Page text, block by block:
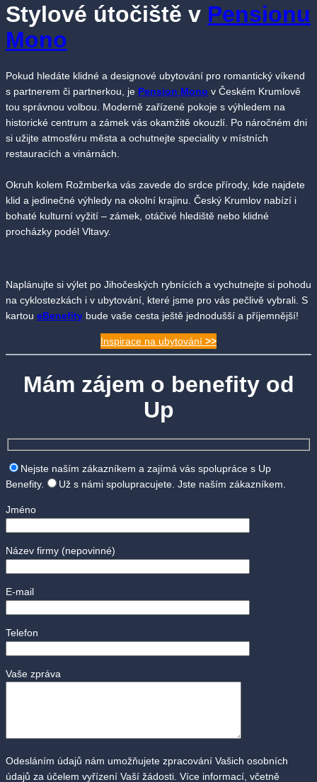
Stylové útočiště v Pensionu
Mono
Pokud hledáte klidné a designové ubytování pro romantický víkend
s partnerem či partnerkou, je Pension Mono v Českém Krumlově
tou správnou volbou. Moderně zařízené pokoje s výhledem na
historické centrum a zámek vás okamžitě okouzlí. Po náročném dni
si užijte atmosféru města a ochutnejte speciality v místních
restauracích a vinárnách.
Okruh kolem Rožmberka vás zavede do srdce přírody, kde najdete
klid a jedinečné výhledy na okolní krajinu. Český Krumlov nabízí i
bohaté kulturní vyžití – zámek, otáčivé hlediště nebo klidné
procházky podél Vltavy.
Naplánujte si výlet po Jihočeských rybnících a vychutnejte si pohodu
na cyklostezkách i v ubytování, které jsme pro vás pečlivě vybrali. S
kartou eBenefity bude vaše cesta ještě jednodušší a příjemnější!
Inspirace na ubytování >>
Mám zájem o benefity od
Up
Nejste naším zákazníkem a zajímá vás spolupráce s Up
Benefity.
Už s námi spolupracujete. Jste naším zákazníkem.
Jméno
Název firmy (nepovinné)
E-mail
Telefon
Vaše zpráva
Odesláním údajů nám umožňujete zpracování Vašich osobních
údajů za účelem vyřízení Vaší žádosti. Více informací, včetně